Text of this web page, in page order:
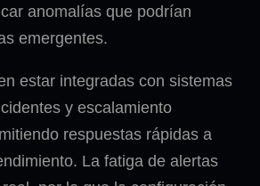
anomalías que podrían
emergentes.
estar integradas con sistemas
y escalamiento
respuestas rápidas a
La fatiga de alertas